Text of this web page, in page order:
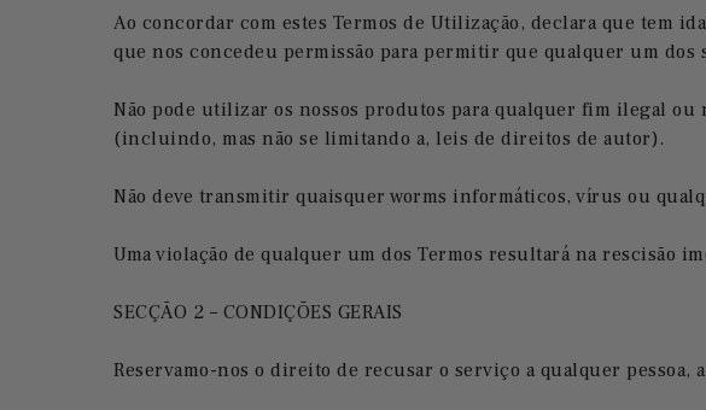
Ao concordar com estes Termos de Utilização, declara que tem
que nos concedeu permissão para permitir que qualquer um
Não pode utilizar os nossos produtos para qualquer fim ilegal
(incluindo, mas não se limitando a, leis de direitos de autor).
Não deve transmitir quaisquer worms informáticos, vírus ou
Uma violação de qualquer um dos Termos resultará na rescisão
SECÇÃO 2 – CONDIÇÕES GERAIS
Reservamo-nos o direito de recusar o serviço a qualquer